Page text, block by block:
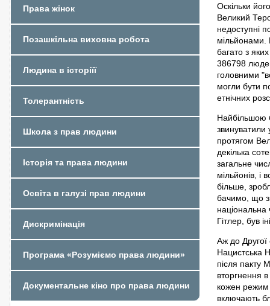
Оскільки
Великий
недоступні
багато з
386798
головними
могли бути
етнічних
Найбільшою
звинуватили
протягом
декілька
загальне
мільйонів, і
більше,
бачимо, що
національна
Гітлер, був
Аж до Другої
Нацистська
після пакту
вторгнення
кожен режим
включають
Права жінок
Позашкільна виховна робота
Людина в історіїї
Толерантність
Школа з прав людини
Історія та права людини
Освіта в галузі прав людини
Дискримінація
Програма «Розуміємо права людини»
Документальне кіно про права людини